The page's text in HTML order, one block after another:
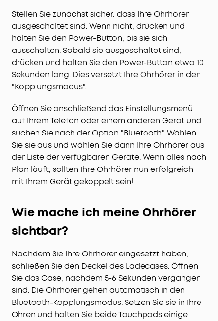
Stellen Sie zunächst sicher, dass Ihre Ohrhörer
ausgeschaltet sind. Wenn nicht, drücken und
halten Sie den Power-Button, bis sie sich
ausschalten. Sobald sie ausgeschaltet sind,
drücken und halten Sie den Power-Button etwa 10
Sekunden lang. Dies versetzt Ihre Ohrhörer in den
"Kopplungsmodus".
Öffnen Sie anschließend das Einstellungsmenü
auf Ihrem Telefon oder einem anderen Gerät und
suchen Sie nach der Option "Bluetooth". Wählen
Sie sie aus und wählen Sie dann Ihre Ohrhörer aus
der Liste der verfügbaren Geräte. Wenn alles nach
Plan läuft, sollten Ihre Ohrhörer nun erfolgreich
mit Ihrem Gerät gekoppelt sein!
Wie mache ich meine Ohrhörer
sichtbar?
Nachdem Sie Ihre Ohrhörer eingesetzt haben,
schließen Sie den Deckel des Ladecases. Öffnen
Sie das Case, nachdem 5-6 Sekunden vergangen
sind. Die Ohrhörer gehen automatisch in den
Bluetooth-Kopplungsmodus. Setzen Sie sie in Ihre
Ohren und halten Sie beide Touchpads einige